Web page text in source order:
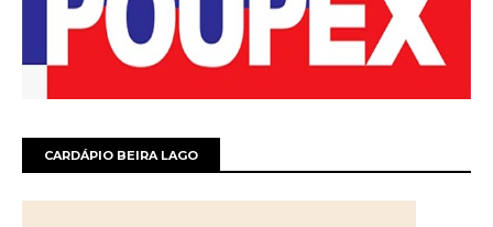
CARDÁPIO BEIRA LAGO